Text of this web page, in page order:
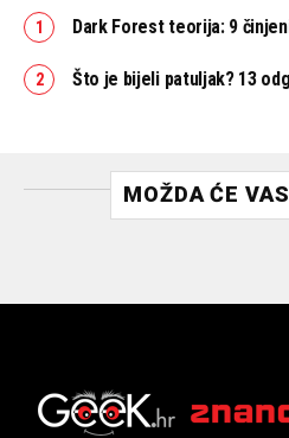
Dark Forest teorija: 9
Što je bijeli patuljak? 13
MOŽDA ĆE